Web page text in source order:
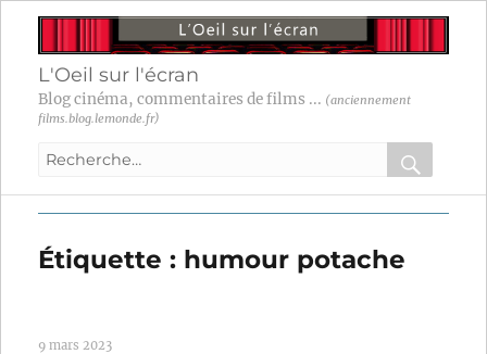
L'Oeil sur l'écran
Blog cinéma, commentaires de films ... (anciennement
films.blog.lemonde.fr)
Recherche
:
OK
Étiquette : humour potache
9 mars 2023